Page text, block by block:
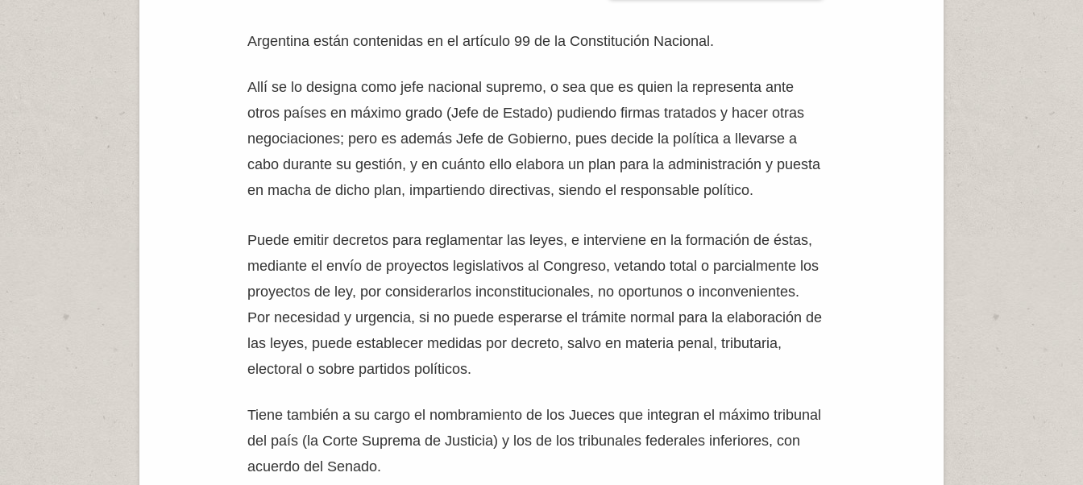
Argentina están contenidas en el artículo 99 de la Constitución Nacional.
Allí se lo designa como jefe nacional supremo, o sea que es quien la representa ante
otros países en máximo grado (Jefe de Estado) pudiendo firmas tratados y hacer otras
negociaciones; pero es además Jefe de Gobierno, pues decide la política a llevarse a
cabo durante su gestión, y en cuánto ello elabora un plan para la administración y puesta
en macha de dicho plan, impartiendo directivas, siendo el responsable político.
Puede emitir decretos para reglamentar las leyes, e interviene en la formación de éstas,
mediante el envío de proyectos legislativos al Congreso, vetando total o parcialmente los
proyectos de ley, por considerarlos inconstitucionales, no oportunos o inconvenientes.
Por necesidad y urgencia, si no puede esperarse el trámite normal para la elaboración de
las leyes, puede establecer medidas por decreto, salvo en materia penal, tributaria,
electoral o sobre partidos políticos.
Tiene también a su cargo el nombramiento de los Jueces que integran el máximo tribunal
del país (la Corte Suprema de Justicia) y los de los tribunales federales inferiores, con
acuerdo del Senado.